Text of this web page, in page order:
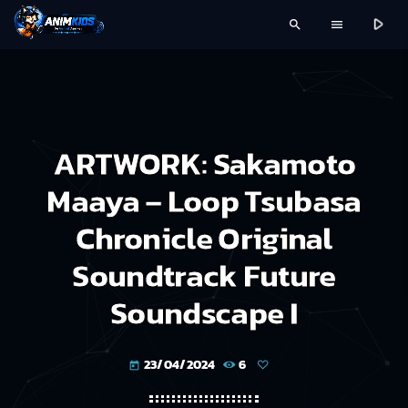
search menu play_arrow
ARTWORK: Sakamoto
Maaya – Loop Tsubasa
Chronicle Original
Soundtrack Future
Soundscape I
today 23/04/2024 6